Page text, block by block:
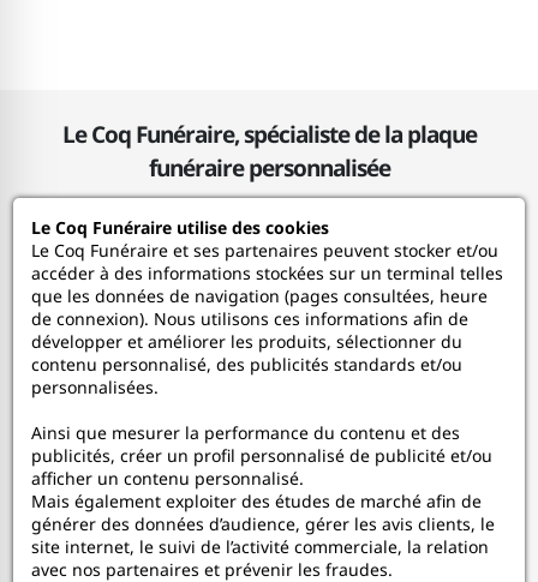
Le Coq Funéraire, spécialiste de la plaque
funéraire personnalisée
Le Coq Funéraire
Nos services
Mon Compte
Aide
A propos
Le Coq Funéraire utilise des cookies
Le Coq Funéraire et ses partenaires peuvent stocker et/ou
accéder à des informations stockées sur un terminal telles
que les données de navigation (pages consultées, heure
de connexion). Nous utilisons ces informations afin de
développer et améliorer les produits, sélectionner du
contenu personnalisé, des publicités standards et/ou
personnalisées.
Ainsi que mesurer la performance du contenu et des
publicités, créer un profil personnalisé de publicité et/ou
afficher un contenu personnalisé.
Mais également exploiter des études de marché afin de
générer des données d’audience, gérer les avis clients, le
site internet, le suivi de l’activité commerciale, la relation
avec nos partenaires et prévenir les fraudes.